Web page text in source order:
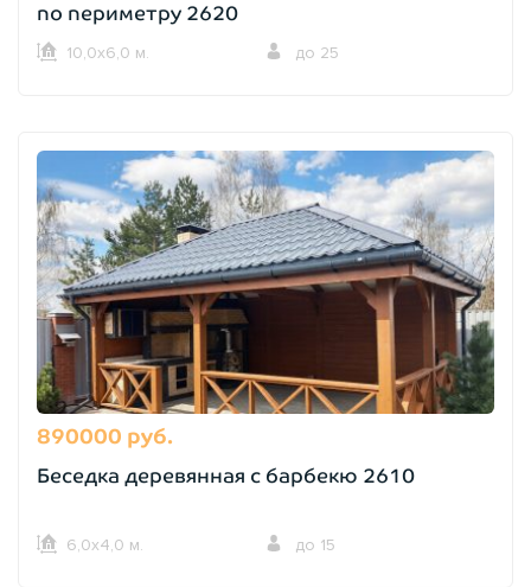
по периметру 2620
10,0х6,0 м. до 25
890000 руб.
Беседка деревянная с барбекю 2610
6,0х4,0 м. до 15